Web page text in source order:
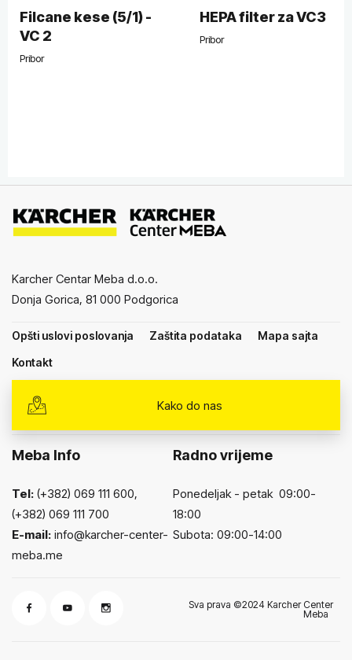
Filcane kese (5/1) -
VC 2
Pribor
HEPA filter za VC3
Pribor
Karcher Centar Meba d.o.o.
Donja Gorica, 81 000 Podgorica
Opšti uslovi poslovanja Zaštita podataka
Mapa sajta
Kontakt
Kako do nas
Meba Info
Tel: (+382) 069 111 600,
(+382) 069 111 700
E-mail: info@karcher-center-
meba.me
Radno vrijeme
Ponedeljak - petak 09:00-
18:00
Subota: 09:00-14:00
Sva prava ©2024 Karcher Center
Meba